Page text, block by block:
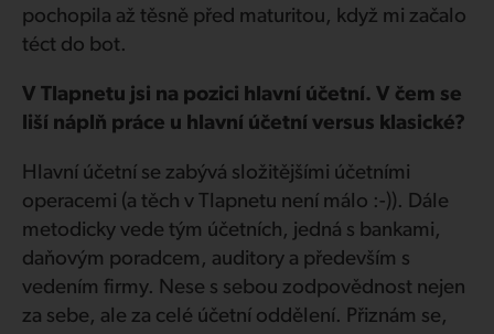
pochopila až těsně před maturitou, když mi začalo
téct do bot.
V Tlapnetu jsi na pozici hlavní účetní. V čem se
liší náplň práce u hlavní účetní versus klasické?
Hlavní účetní se zabývá složitějšími účetními
operacemi (a těch v Tlapnetu není málo :-)). Dále
metodicky vede tým účetních, jedná s bankami,
daňovým poradcem, auditory a především s
vedením firmy. Nese s sebou zodpovědnost nejen
za sebe, ale za celé účetní oddělení. Přiznám se,